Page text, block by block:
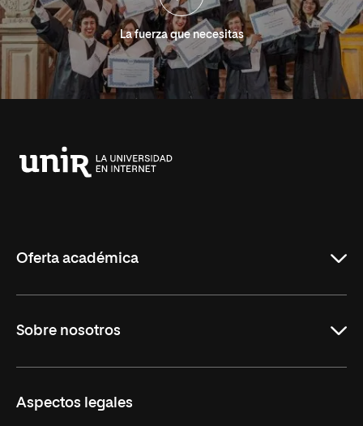
La fuerza que necesitas
Oferta académica
Másteres Oficiales
Doctorados
Sobre nosotros
Facultades
Aspectos legales